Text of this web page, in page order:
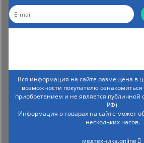
Вся информация на сайте размещена в
возможности покупателю ознакомиться
приобретением и не является публичной
РФ).
Информация о товарах на сайте может
нескольких часов.
медтехника.online